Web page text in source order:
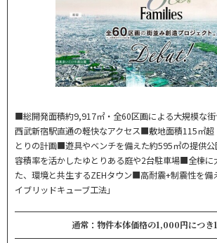
■総開発面積約9,917㎡・全60区画による大規模な
西武新宿駅直通の軽快なアクセス■敷地面積115㎡超
とりの計画■遊具やベンチを備えた約595㎡の提供
容積率を活かしたゆとりある庭や2台駐車場■全棟に
た、環境と共生するZEHタウン■高耐震+制震性を備
イブリッドキューブ工法」
通常：物件本体価格の1,000円につき